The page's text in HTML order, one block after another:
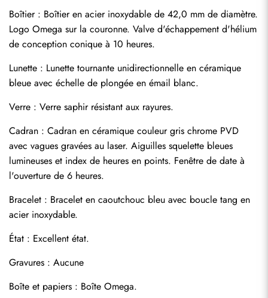
Boîtier : Boîtier en acier inoxydable de 42,0 mm de diamètre.
Logo Omega sur la couronne. Valve d'échappement d'hélium
de conception conique à 10 heures.
Lunette : Lunette tournante unidirectionnelle en céramique
bleue avec échelle de plongée en émail blanc.
Verre : Verre saphir résistant aux rayures.
Cadran : Cadran en céramique couleur gris chrome PVD
avec vagues gravées au laser. Aiguilles squelette bleues
lumineuses et index de heures en points. Fenêtre de date à
l'ouverture de 6 heures.
Bracelet : Bracelet en caoutchouc bleu avec boucle tang en
acier inoxydable.
État : Excellent état.
Gravures : Aucune
Boîte et papiers : Boîte Omega.